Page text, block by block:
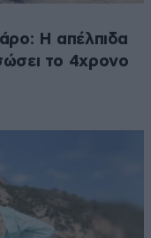
Η απέλπιδα
το 4χρονο